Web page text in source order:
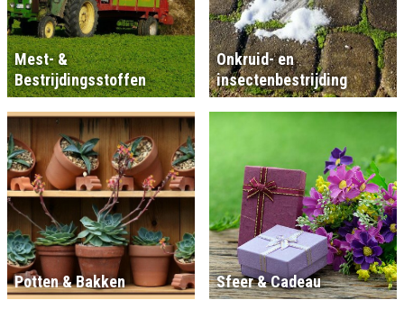
Mest- &
Bestrijdingsstoffen
Onkruid- en
insectenbestrijding
Potten & Bakken Sfeer & Cadeau